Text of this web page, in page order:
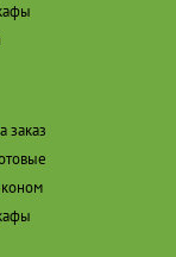
заказ